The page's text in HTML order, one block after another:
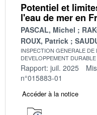
Potentiel et
l'eau de mer en
PASCAL, Michel
ROUX, Patrick
INSPECTION GENERALE
DEVELOPPEMENT
Rapport: juil. 2025
n°015883-01
Accéder à la notice